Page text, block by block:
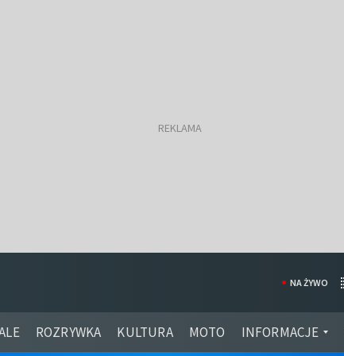
ROZRYWKA KULTURA MOTO INFORMACJE
NA ŻYWO